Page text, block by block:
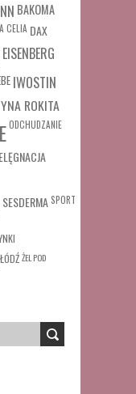
BAKOMA
CELIA DAX
EISENBERG
IWOSTIN
ROKITA
ODCHUDZANIE
SESDERMA SPORT
ŁÓDŹŻEL POD